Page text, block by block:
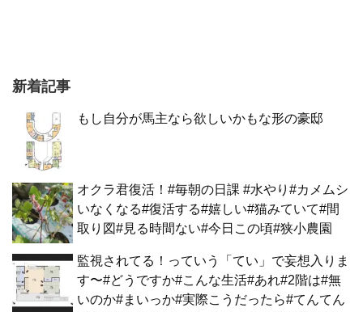
新着記事
もし自分が馬主なら欲しいかもな形の豪邸
オクラ君復活！#毎朝の日課 #水やり#カメムシ
いなくなる#復活する#嬉しい#猫みていて#間
取り図#見る時間ない#今日この頃#狭小農園
監視されてる！っていう「てい」で妄想入りま
す〜#どうですか#こんな生活#あれ#2階は#無
いのか#まいっか#実際こうだったら#てんてん